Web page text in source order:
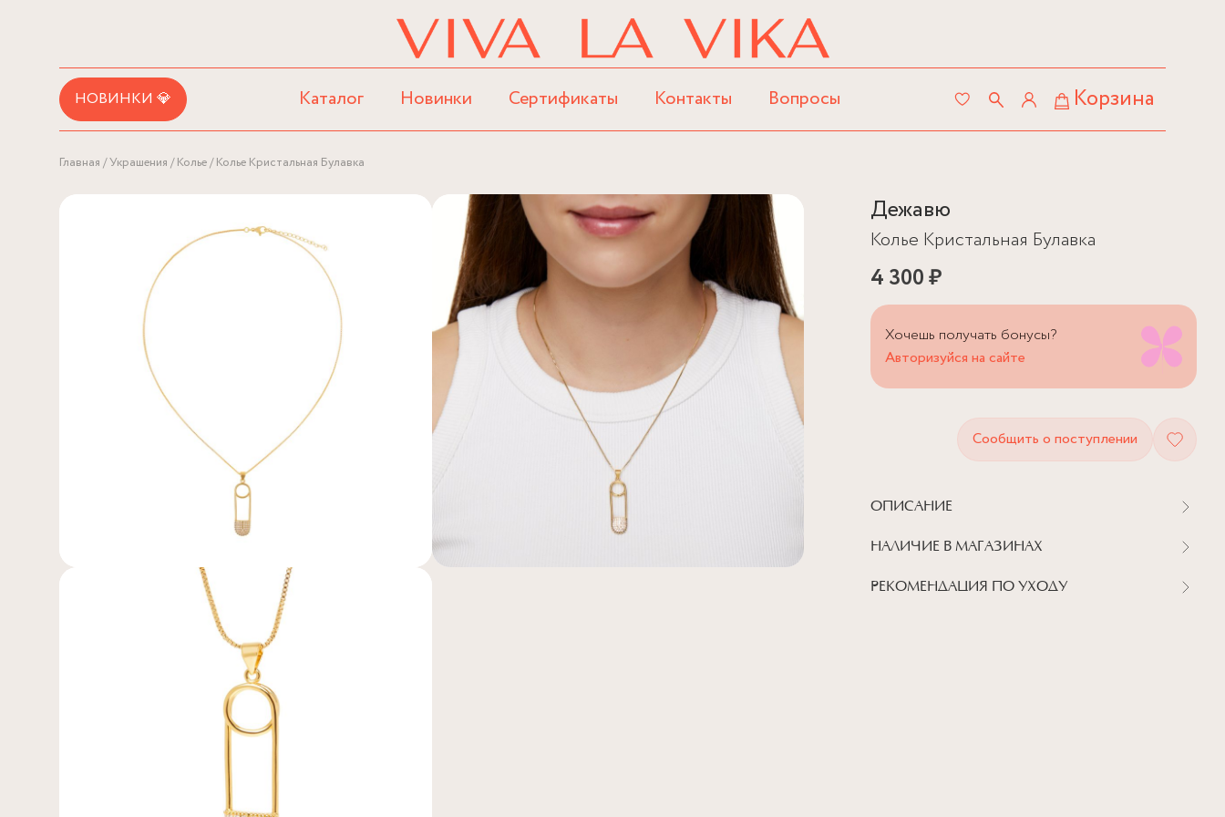
НОВИНКИ 💎 Каталог Новинки Сертификаты Контакты Вопросы Корзина
Главная Украшения Колье Колье Кристальная Булавка
Дежавю
Колье Кристальная Булавка
4 300 ₽
Хочешь получать бонусы?
Авторизуйся на сайте
Сообщить о поступлении
ОПИСАНИЕ
НАЛИЧИЕ В МАГАЗИНАХ
РЕКОМЕНДАЦИЯ ПО УХОДУ